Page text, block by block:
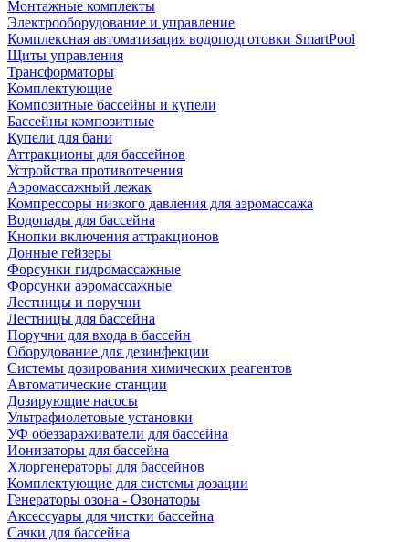
Монтажные комплекты
Электрооборудование и управление
Комплексная автоматизация водоподготовки SmartPool
Щиты управления
Трансформаторы
Комплектующие
Композитные бассейны и купели
Бассейны композитные
Купели для бани
Аттракционы для бассейнов
Устройства противотечения
Аэромассажный лежак
Компрессоры низкого давления для аэромассажа
Водопады для бассейна
Кнопки включения аттракционов
Донные гейзеры
Форсунки гидромассажные
Форсунки аэромассажные
Лестницы и поручни
Лестницы для бассейна
Поручни для входа в бассейн
Оборудование для дезинфекции
Системы дозирования химических реагентов
Автоматические станции
Дозирующие насосы
Ультрафиолетовые установки
УФ обеззараживатели для бассейна
Ионизаторы для бассейна
Хлоргенераторы для бассейнов
Комплектующие для системы дозации
Генераторы озона - Озонаторы
Аксессуары для чистки бассейна
Сачки для бассейна